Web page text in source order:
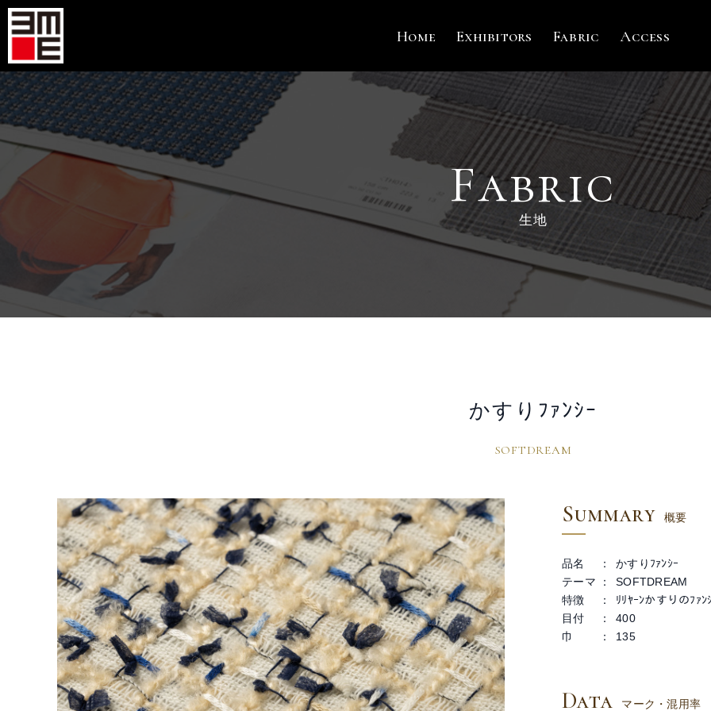
Home Exhibitors Fabric Access
Fabric
生地
かすりﾌｧﾝｼｰ
SOFTDREAM
Summary 概要
品名
かすりﾌｧﾝｼｰ
テーマ
SOFTDREAM
特徴
ﾘﾘﾔｰﾝかすりのﾌｧﾝ
目付
400
巾
135
Data マーク・混用率